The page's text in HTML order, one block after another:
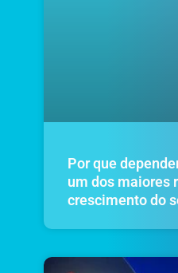
Por que
um dos maiores
crescimento do